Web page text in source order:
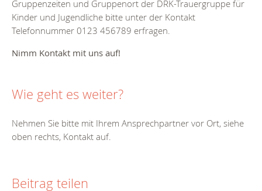
Gruppenzeiten und Gruppenort der DRK-Trauergruppe für
Kinder und Jugendliche bitte unter der Kontakt
Telefonnummer 0123 456789 erfragen.
Nimm Kontakt mit uns auf!
Wie geht es weiter?
Nehmen Sie bitte mit Ihrem Ansprechpartner vor Ort, siehe
oben rechts, Kontakt auf.
Beitrag teilen